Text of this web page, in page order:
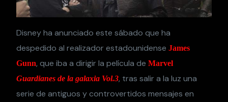
Disney ha anunciado este sábado que ha
despedido al realizador estadounidenseJames
Gunn, que iba a dirigir la película deMarvel
Guardianes de la galaxia Vol.3, tras salir a la luz una
serie de antiguos y controvertidos mensajes en